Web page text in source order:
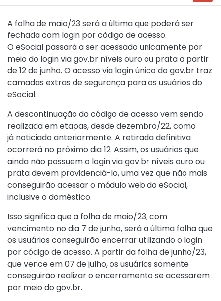
A folha de maio/23 será a última que poderá ser
fechada com login por código de acesso.
O eSocial passará a ser acessado unicamente por
meio do login via gov.br níveis ouro ou prata a partir
de 12 de junho. O acesso via login único do gov.br traz
camadas extras de segurança para os usuários do
eSocial.
A descontinuação do código de acesso vem sendo
realizada em etapas, desde dezembro/22, como
já noticiado anteriormente. A retirada definitiva
ocorrerá no próximo dia 12. Assim, os usuários que
ainda não possuem o login via gov.br níveis ouro ou
prata devem providenciá-lo, uma vez que não mais
conseguirão acessar o módulo web do eSocial,
inclusive o doméstico.
Isso significa que a folha de maio/23, com
vencimento no dia 7 de junho, será a última folha que
os usuários conseguirão encerrar utilizando o login
por código de acesso. A partir da folha de junho/23,
que vence em 07 de julho, os usuários somente
conseguirão realizar o encerramento se acessarem
por meio do gov.br.